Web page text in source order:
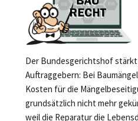
Der Bundesgerichtshof
Auftraggebern: Bei
Kosten für die
grundsätzlich nicht mehr
weil die Reparatur die